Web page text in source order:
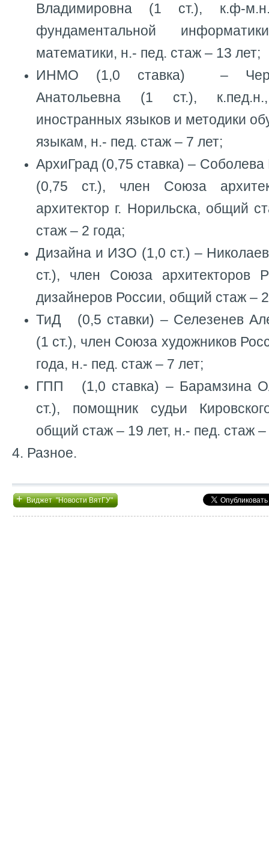
Владимировна (1 ст.), к.ф-
фундаментальной
математики, н.- пед. стаж – 13 лет;
ИНМО (1,0 ставка) –
Анатольевна (1 ст.),
иностранных языков и методики
языкам, н.- пед. стаж – 7 лет;
АрхиГрад (0,75 ставка) –
(0,75 ст.), член Союза
архитектор г. Норильска, общий
стаж – 2 года;
Дизайна и ИЗО (1,0 ст.) –
ст.), член Союза архитекторов
дизайнеров России, общий стаж –
ТиД (0,5 ставки) – Селезенев
(1 ст.), член Союза художников
года, н.- пед. стаж – 7 лет;
ГПП (1,0 ставка) – Барамзина
ст.), помощник судьи
общий стаж – 19 лет, н.- пед. стаж –
4. Разное.
+Виджет "Новости ВятГУ"